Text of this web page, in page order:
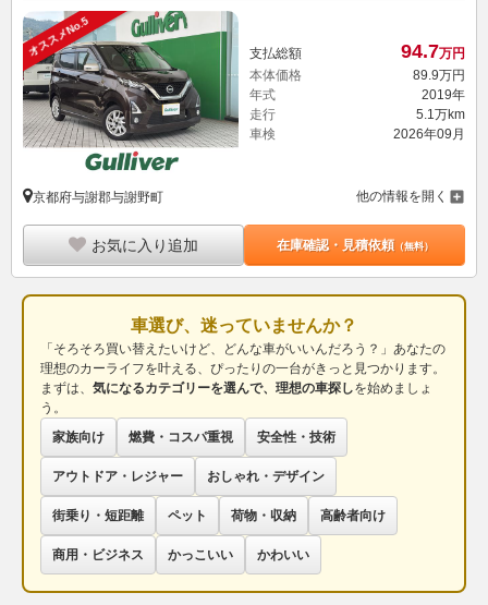
オススメNo.5 支払総額 94.7万円
本体価格
89.9万円
年式
2019年
走行
5.1万km
車検
2026年09月
京都府与謝郡与謝野町 他の情報を開く
お気に入り追加 在庫確認・見積依頼（無料）
車選び、迷っていませんか？
「そろそろ買い替えたいけど、どんな車がいいんだろう？」あなたの
理想のカーライフを叶える、ぴったりの一台がきっと見つかります。
まずは、 気になるカテゴリーを選んで、理想の車探しを始めましょ
う。
家族向け
燃費・コスパ重視 安全性・技術
アウトドア・レジャー おしゃれ・デザイン
街乗り・短距離 ペット 荷物・収納 高齢者向け
商用・ビジネス かっこいい かわいい